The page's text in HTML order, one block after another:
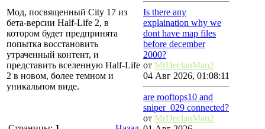
Мод, посвященный City 17 из
бета-версии Half-Life 2, в
котором будет предпринята
попытка восстановить
утраченный контент, и
представить вселенную Half-Life
2 в новом, более темном и
уникальном виде.
Is there any
explaination why we
dont have map files
before december
2000?
от MrDeclanMan2
04 Авг 2026, 01:08:11
are rooftops10 and
sniper_029 connected?
от MrDeclanMan2